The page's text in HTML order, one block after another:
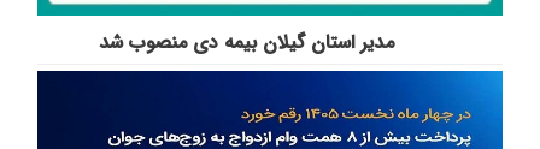
مدیر استان گیلان بیمه دی منصوب شد